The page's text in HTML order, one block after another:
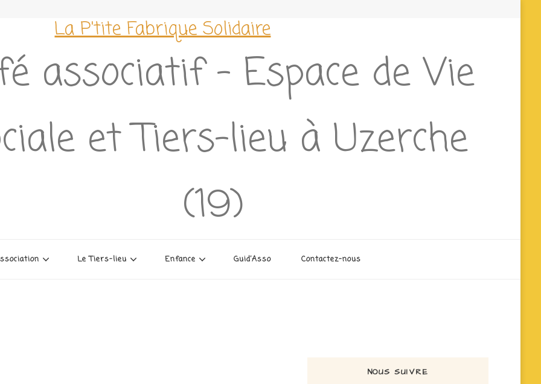
La P'tite Fabrique Solidaire
associatif – Espace de Vie
et Tiers-lieu à Uzerche
(19)
Le Tiers-lieu Enfance Guid’Asso Contactez-nous
NOUS SUIVRE